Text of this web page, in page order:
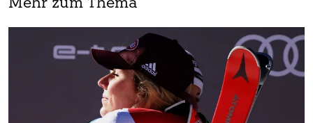
Mehr zum Thema